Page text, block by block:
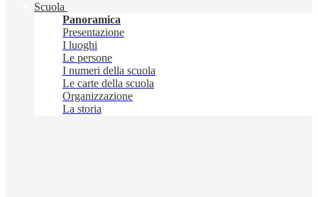
Scuola
Panoramica
Presentazione
I luoghi
Le persone
I numeri della scuola
Le carte della scuola
Organizzazione
La storia